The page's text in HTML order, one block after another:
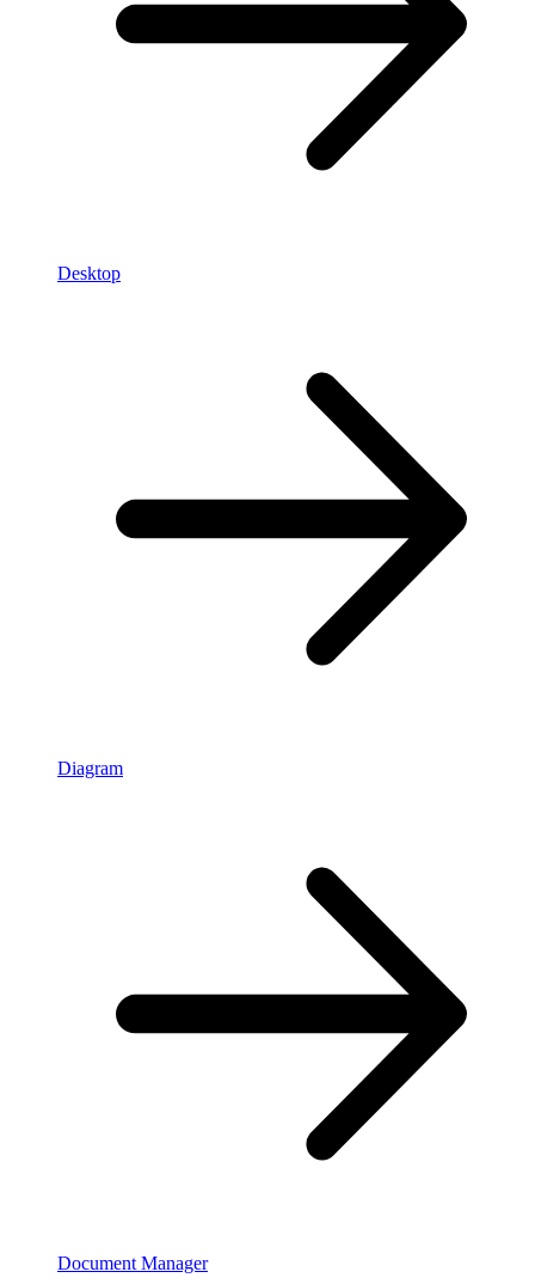
Desktop
Diagram
Document Manager